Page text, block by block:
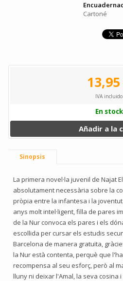
Cartoné
IVA incluido
En stock
Añadir a la
Sinopsis
La primera novel·la juvenil de Najat
absolutament necessària sobre la
pròpia entre la infantesa i la
anys molt intel·ligent, filla de pares
de la Nur convoca els pares i els
escollida per cursar els estudis
Barcelona de manera gratuïta,
la Nur està contenta, perquè que
recompensa al seu esforç, però al
lluny ni deixar l'Amal, la seva cosina